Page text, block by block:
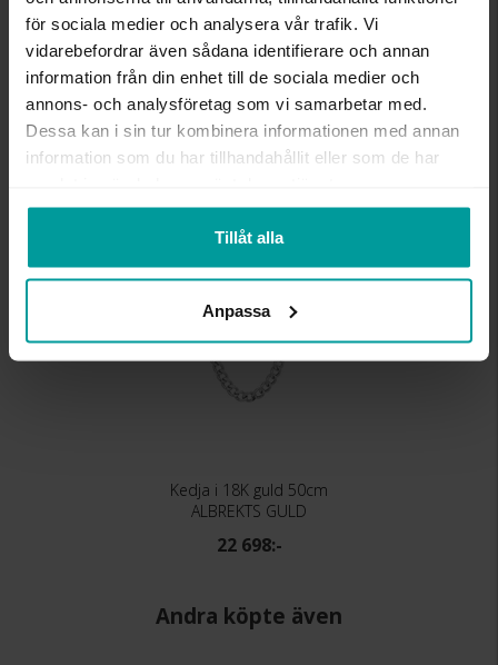
för sociala medier och analysera vår trafik. Vi
vidarebefordrar även sådana identifierare och annan
information från din enhet till de sociala medier och
annons- och analysföretag som vi samarbetar med.
Dessa kan i sin tur kombinera informationen med annan
information som du har tillhandahållit eller som de har
Tillåt alla
Anpassa
ÄDELMETALL
18K Gold
KEDJEMODELL
Curb chain
DETALJER
Ihålig pansar
VIKT CA (GRAM)
3,40
Liknande produkter
Kalasdeal
Kedja i 18K guld 50cm
ALBREKTS GULD
22 698:-
Andra köpte även